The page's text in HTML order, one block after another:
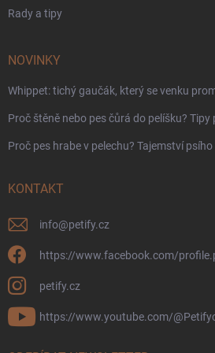
Rady a tipy
NOVINKY
Whippet: tichý gaučák, který se venku
Proč štěně nebo pes čůrá do pelíšku?
Proč pes hrabe v pelechu? Tajemství
KONTAKT
info@petify.cz
https://www.facebook.com/
petify.cz
https://www.youtube.com/